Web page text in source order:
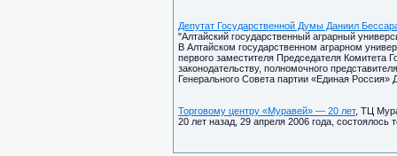
Депутат Государственной Думы Даниил
"Алтайский государственный аграрный
В Алтайском государственном аграрном
первого заместителя Председателя Комитета
законодательству, полномочного
Генерального Совета партии «Единая
Торговому центру «Муравей» — 20 лет, ТЦ
20 лет назад, 29 апреля 2006 года, состоялось